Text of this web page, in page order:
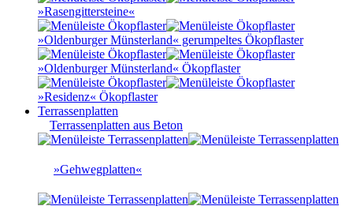
»Rasengittersteine«
»Oldenburger Münsterland« gerumpeltes Ökopflaster
»Oldenburger Münsterland« Ökopflaster
»Residenz« Ökopflaster
Terrassenplatten
Terrassenplatten aus Beton
»Gehwegplatten«